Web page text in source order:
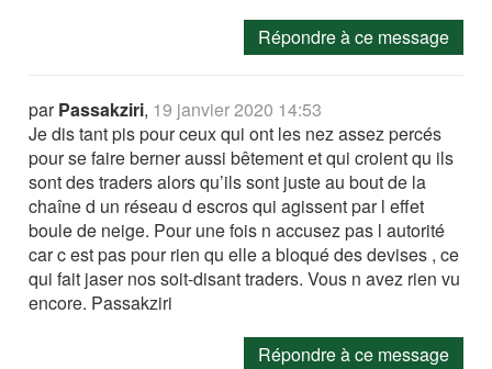
Répondre à ce message
parPassakziri, 19 janvier 2020 14:53
Je dis tant pis pour ceux qui ont les nez assez percés
pour se faire berner aussi bêtement et qui croient qu ils
sont des traders alors qu’ils sont juste au bout de la
chaîne d un réseau d escros qui agissent par l effet
boule de neige. Pour une fois n accusez pas l autorité
car c est pas pour rien qu elle a bloqué des devises , ce
qui fait jaser nos soit-disant traders. Vous n avez rien vu
encore. Passakziri
Répondre à ce message